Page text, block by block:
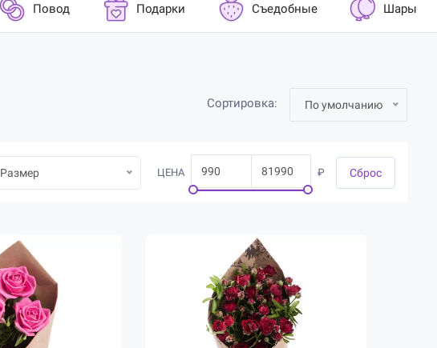
Повод Подарки Съедобные Шары
Сортировка: По умолчанию
Размер ЦЕНА ₽ Cброс